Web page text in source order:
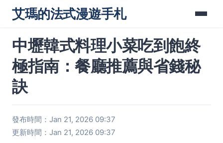
艾瑪的法式漫遊手札
中壢韓式料理小菜吃到飽終
極指南：餐廳推薦與省錢秘
訣
發布時間：Jan 21, 2026 09:37
更新時間：Jan 21, 2026 09:37